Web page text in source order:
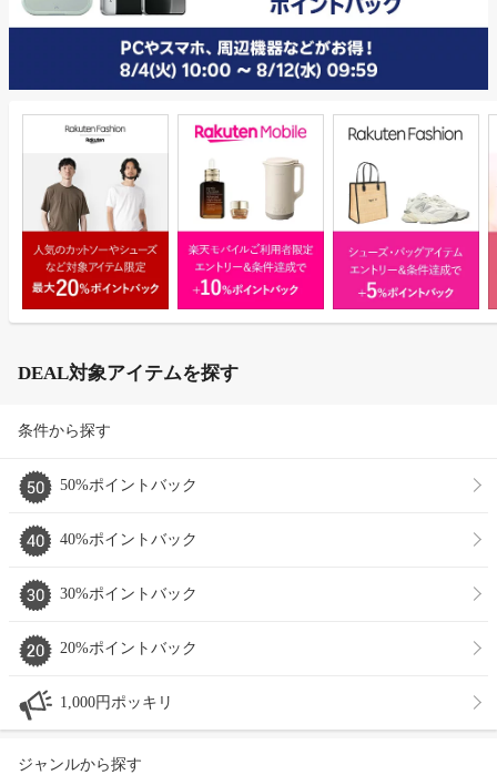
DEAL対象アイテムを探す
条件から探す
50%ポイントバック
40%ポイントバック
30%ポイントバック
20%ポイントバック
1,000円ポッキリ
ジャンルから探す